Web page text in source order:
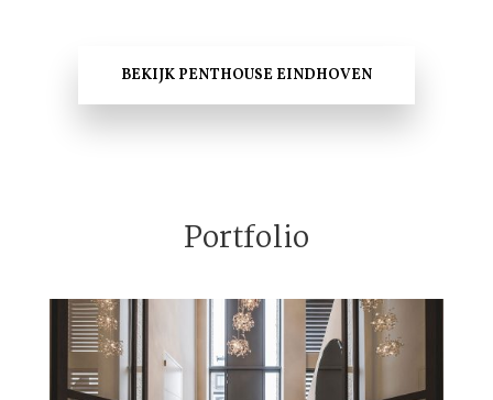
BEKIJK PENTHOUSE EINDHOVEN
Portfolio